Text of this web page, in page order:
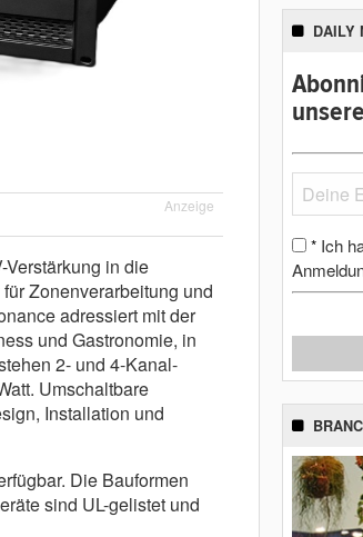
Anzeige
in die
Zonenverarbeitung und
adressiert mit der
und Gastronomie, in
2- und 4-Kanal-
Umschaltbare
Installation und
Die Bauformen
sind UL-gelistet und
DAILY
* Ich